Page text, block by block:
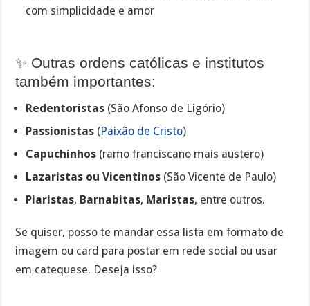
com simplicidade e amor
✨ Outras ordens católicas e institutos
também importantes:
Redentoristas (São Afonso de Ligório)
Passionistas (Paixão de Cristo)
Capuchinhos (ramo franciscano mais austero)
Lazaristas ou Vicentinos (São Vicente de Paulo)
Piaristas, Barnabitas, Maristas, entre outros.
Se quiser, posso te mandar essa lista em formato de
imagem ou card para postar em rede social ou usar
em catequese. Deseja isso?